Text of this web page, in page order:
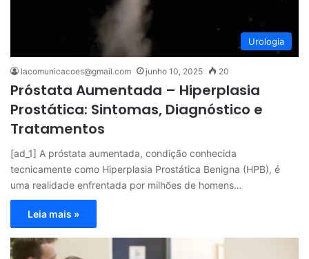
Urologia
lacomunicacoes@gmail.com junho 10, 2025 20
Próstata Aumentada – Hiperplasia
Prostática: Sintomas, Diagnóstico e
Tratamentos
[ad_1] A próstata aumentada, condição conhecida
tecnicamente como Hiperplasia Prostática Benigna (HPB), é
uma realidade enfrentada por milhões de homens…
Leia mais »